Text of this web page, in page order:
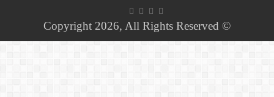
© Copyright 2026, All Rights Reserved